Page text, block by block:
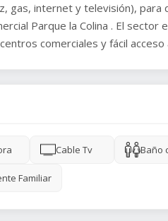
gas, internet y televisión), para
Parque la Colina . El sector
comerciales y fácil
Cable Tv Baño
Familiar